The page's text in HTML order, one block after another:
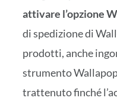
attivare l’opzione
di spedizione di
prodotti, anche
strumento
trattenuto finché